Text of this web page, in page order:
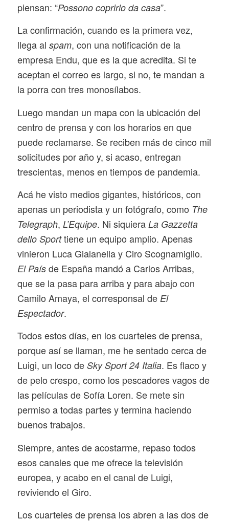
piensan: “Possono coprirlo da casa”.
La confirmación, cuando es la primera vez,
llega al spam, con una notificación de la
empresa Endu, que es la que acredita. Si te
aceptan el correo es largo, si no, te mandan a
la porra con tres monosílabos.
Luego mandan un mapa con la ubicación del
centro de prensa y con los horarios en que
puede reclamarse. Se reciben más de cinco mil
solicitudes por año y, si acaso, entregan
trescientas, menos en tiempos de pandemia.
Acá he visto medios gigantes, históricos, con
apenas un periodista y un fotógrafo, como The
Telegraph, L’Equipe. Ni siquiera La Gazzetta
dello Sporttiene un equipo amplio. Apenas
vinieron Luca Gialanella y Ciro Scognamiglio.
El Paísde España mandó a Carlos Arribas,
que se la pasa para arriba y para abajo con
Camilo Amaya, el corresponsal de El
Espectador.
Todos estos días, en los cuarteles de prensa,
porque así se llaman, me he sentado cerca de
Luigi, un loco de Sky Sport 24 Italia. Es flaco y
de pelo crespo, como los pescadores vagos de
las películas de Sofía Loren. Se mete sin
permiso a todas partes y termina haciendo
buenos trabajos.
Siempre, antes de acostarme, repaso todos
esos canales que me ofrece la televisión
europea, y acabo en el canal de Luigi,
reviviendo el Giro.
Los cuarteles de prensa los abren a las dos de